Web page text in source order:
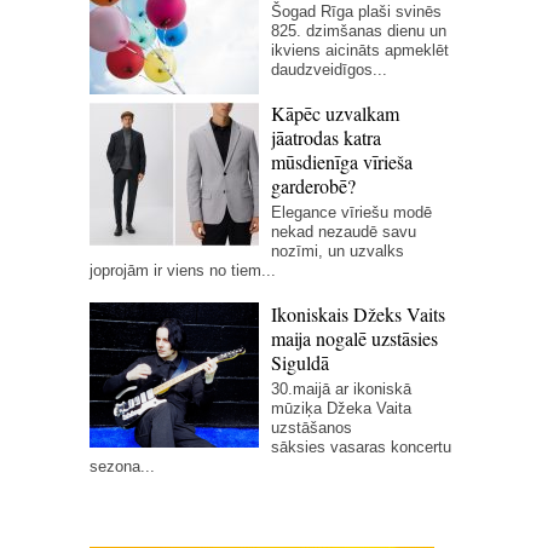
Šogad Rīga plaši svinēs
825. dzimšanas dienu un
ikviens aicināts apmeklēt
daudzveidīgos...
Kāpēc uzvalkam
jāatrodas katra
mūsdienīga vīrieša
garderobē?
Elegance vīriešu modē
nekad nezaudē savu
nozīmi, un uzvalks
joprojām ir viens no tiem...
Ikoniskais Džeks Vaits
maija nogalē uzstāsies
Siguldā
30.maijā ar ikoniskā
mūziķa Džeka Vaita
uzstāšanos
sāksies vasaras koncertu
sezona...